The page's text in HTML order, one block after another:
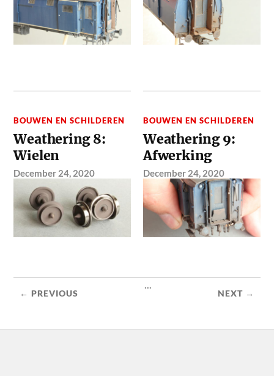
BOUWEN EN SCHILDEREN
Weathering 8:
Wielen
December 24, 2020
BOUWEN EN SCHILDEREN
Weathering 9:
Afwerking
December 24, 2020
← PREVIOUS
...
NEXT →